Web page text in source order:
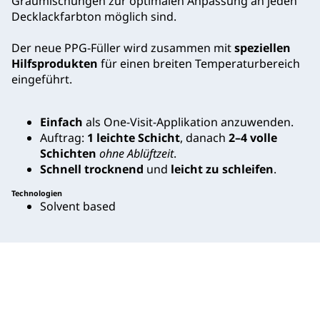
Decklackfarbton möglich sind.
Der neue PPG-Füller wird zusammen mitspeziellen
Hilfsprodukten für einen breiten Temperaturbereich
eingeführt.
Einfach als One-Visit-Applikation anzuwenden.
Auftrag: 1 leichte Schicht, danach 2–4 volle
Schichten ohne Ablüftzeit.
Schnell trocknend und leicht zu schleifen.
Technologien
Solvent based